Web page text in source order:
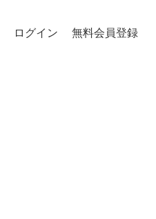
ログイン 無料会員登録